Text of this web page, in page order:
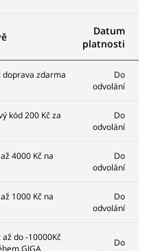
Datum
platnosti
doprava zdarma
Do
odvolání
kód 200 Kč za
Do
odvolání
4000 Kč na
Do
odvolání
1000 Kč na
Do
odvolání
až do -10000Kč
Do